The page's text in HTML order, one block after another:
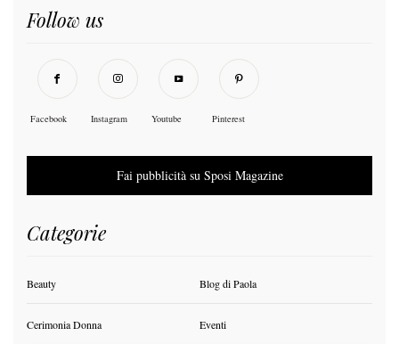
Follow us
Facebook Instagram Youtube Pinterest
Fai pubblicità su Sposi Magazine
Categorie
Beauty Blog di Paola
Cerimonia Donna Eventi